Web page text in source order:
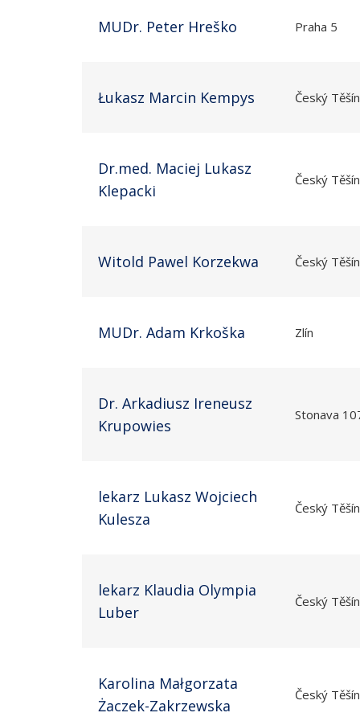
MUDr. Peter Hreško Praha 5
Łukasz Marcin Kempys Český
Dr.med. Maciej Lukasz
Klepacki
Český Těšín
Witold Pawel Korzekwa Český Těšín
MUDr. Adam Krkoška Zlín
Dr. Arkadiusz Ireneusz
Krupowies
Stonava
lekarz Lukasz Wojciech
Kulesza
Český Těšín
lekarz Klaudia Olympia
Luber
Český Těšín
Karolina Małgorzata
Żaczek-Zakrzewska
Český Těšín